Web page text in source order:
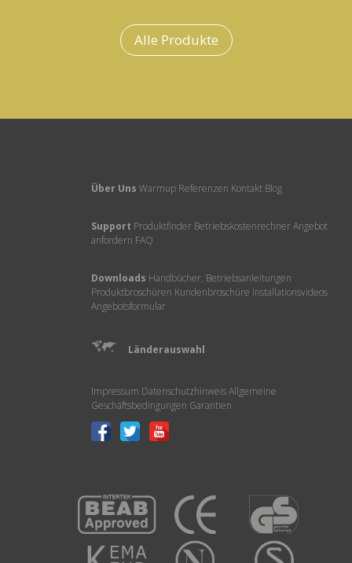
Alle Produkte
Über Uns Warmup Referenzen Kontakt Blog
Support Produktfinder BetriebskostenrechnerAngebot
anfordern FAQ
Downloads Handbücher, Betriebsanleitungen
Produktbroschüren Kundenbroschüre Installationsvideos
Angebotsformular
Länderauswahl
Impressum DatenschutzhinweisAllgemeine
Geschäftsbedingungen Garantien